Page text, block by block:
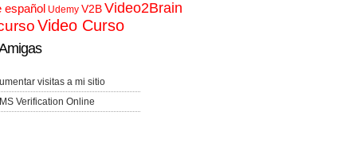
español Udemy V2BVideo2Brain
Video Curso
visitas a mi sitio
Verification Online